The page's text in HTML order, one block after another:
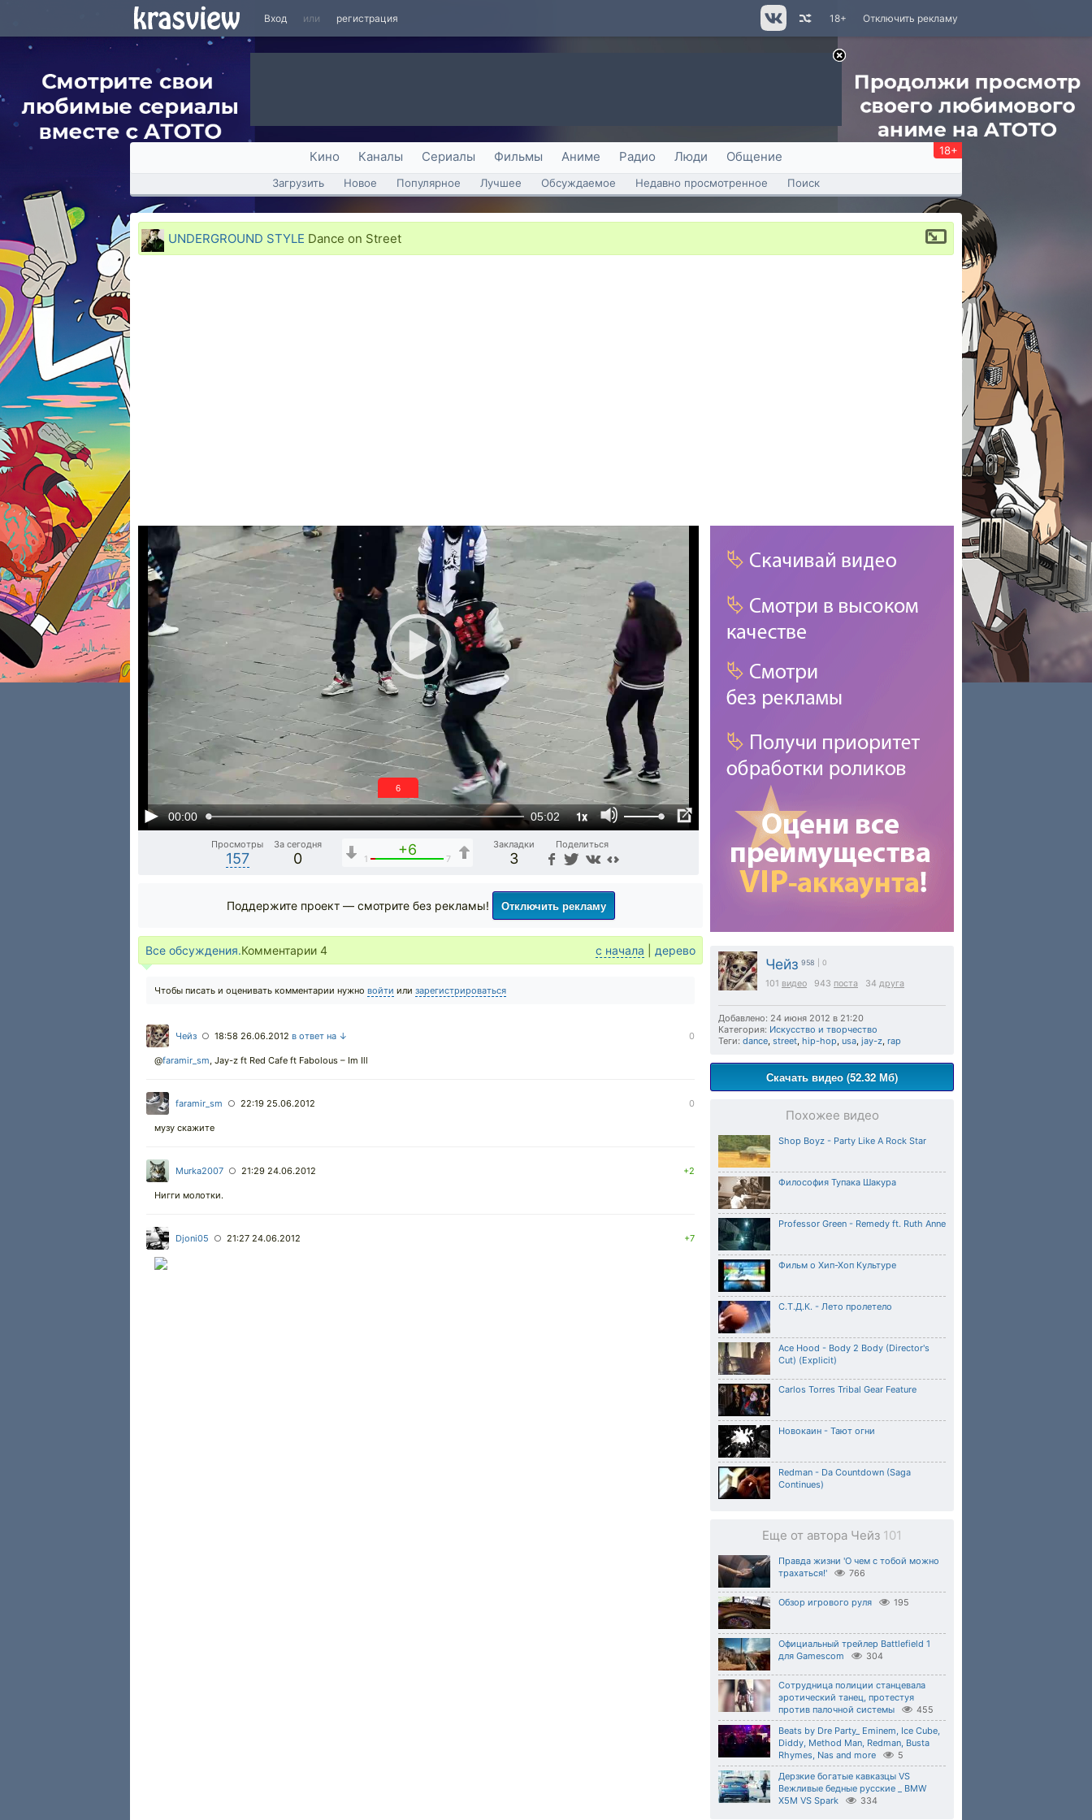
Вход или регистрация Отключить рекламу
18+
Кино Каналы Сериалы Фильмы Аниме Радио Люди Общение 18+
Загрузить Новое Популярное Лучшее Обсуждаемое Недавно просмотренное Поиск
UNDERGROUND STYLE Dance on Street
00:00 05:02 1x
5
Просмотры
157
За сегодня
0
+6
1 7
Закладки
3
Поделиться
Чейз 958 | 0
101 видео 943 поста 34 друга
Добавлено: 24 июня 2012 в 21:20
Категория: Искусство и творчество
Теги: dance, street, hip-hop, usa, jay-z, rap
Скачать видео (52.32 Мб)
Похожее видео
Shop Boyz - Party Like A Rock Star
Философия Тупака Шакура
Professor Green - Remedy ft. Ruth Anne
Фильм о Хип-Хоп Культуре
С.Т.Д.К. - Лето пролетело
Ace Hood - Body 2 Body (Director's
Cut) (Explicit)
Carlos Torres Tribal Gear Feature
Новокаин - Тают огни
Redman - Da Countdown (Saga
Continues)
Еще от автора Чейз 101
Правда жизни 'О чем с тобой можно
трахаться!'
766
Обзор игрового руля 195
Официальный трейлер Battlefield 1
для Gamescom
304
Сотрудница полиции станцевала
эротический танец, протестуя
против палочной системы
455
Beats by Dre Party_ Eminem, Ice Cube,
Diddy, Method Man, Redman, Busta
Rhymes, Nas and more
5
Дерзкие богатые кавказцы VS
Вежливые бедные русские _ BMW
X5M VS Spark
334
Поддержите проект — смотрите без рекламы! Отключить рекламу
Все обсуждения.Комментарии 4 с начала дерево
Чтобы писать и оценивать комментарии нужно войти или зарегистрироваться
Чейз ○ 18:58 26.06.2012 в ответ на ↓ 0
@faramir_sm, Jay-z ft Red Cafe ft Fabolous – Im Ill
faramir_sm ○ 22:19 25.06.2012 0
музу скажите
Murka2007 ○ 21:29 24.06.2012 +2
Нигги молотки.
Djoni05 ○ 21:27 24.06.2012 +7